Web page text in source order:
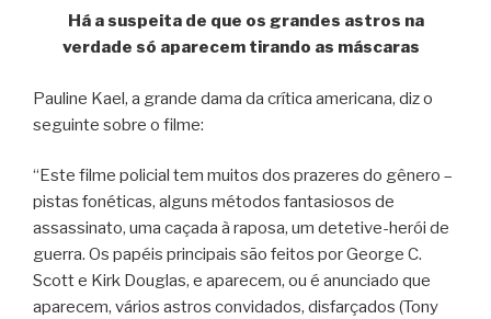
Há a suspeita de que os grandes astros na
verdade só aparecem tirando as máscaras
Pauline Kael, a grande dama da crítica americana, diz o
seguinte sobre o filme:
“Este filme policial tem muitos dos prazeres do gênero –
pistas fonéticas, alguns métodos fantasiosos de
assassinato, uma caçada à raposa, um detetive-herói de
guerra. Os papéis principais são feitos por George C.
Scott e Kirk Douglas, e aparecem, ou é anunciado que
aparecem, vários astros convidados, disfarçados (Tony